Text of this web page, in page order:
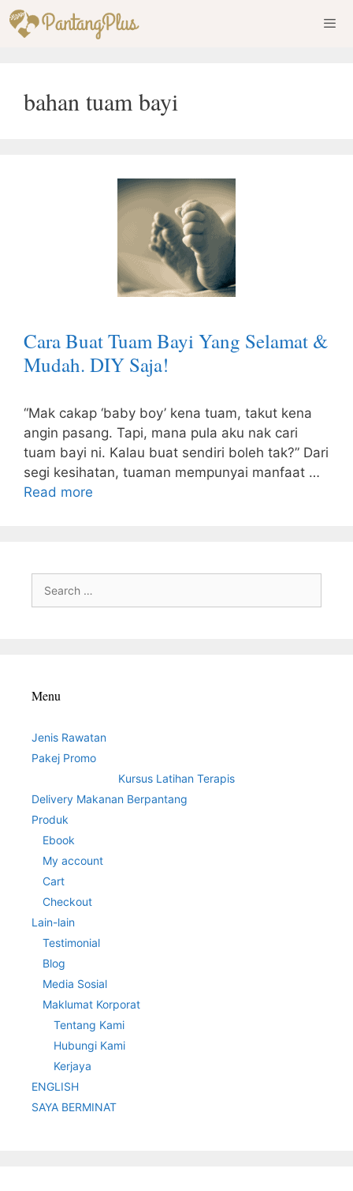
Skip
to
bahan tuam bayi
Cara Buat Tuam Bayi Yang Selamat &
Mudah. DIY Saja!
“Mak cakap ‘baby boy’ kena tuam, takut kena
angin pasang. Tapi, mana pula aku nak cari
tuam bayi ni. Kalau buat sendiri boleh tak?” Dari
segi kesihatan, tuaman mempunyai manfaat …
Read more
for:
Menu
Jenis Rawatan
Pakej Promo
Kursus Latihan Terapis
Delivery Makanan Berpantang
Produk
Ebook
My account
Cart
Checkout
Lain-lain
Testimonial
Blog
Media Sosial
Maklumat Korporat
Tentang Kami
Hubungi Kami
Kerjaya
ENGLISH
SAYA BERMINAT